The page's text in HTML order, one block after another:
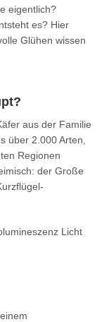
eigentlich?
es? Hier
Glühen wissen
aus der Familie
über 2.000 Arten,
Regionen
der Große
Licht